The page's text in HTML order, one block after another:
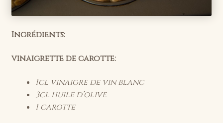
Ingrédients:
vinaigrette de carotte:
1cl vinaigre de vin blanc
3cl huile d’olive
1 carotte